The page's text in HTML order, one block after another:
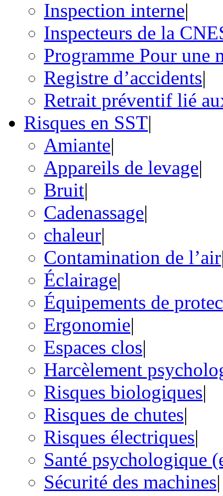
Inspection interne|
Inspecteurs de la
Programme Pour une
Registre d’accidents|
Retrait préventif lié
Risques en SST|
Amiante|
Appareils de levage|
Bruit|
Cadenassage|
chaleur|
Contamination de l’air
Éclairage|
Équipements de
Ergonomie|
Espaces clos|
Harcèlement
Risques biologiques|
Risques de chutes|
Risques électriques|
Santé psychologique
Sécurité des machines|